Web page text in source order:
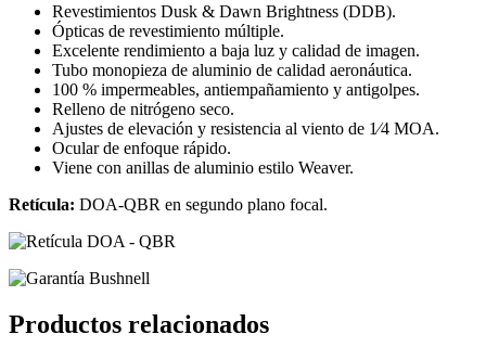
Revestimientos Dusk & Dawn Brightness (DDB).
Ópticas de revestimiento múltiple.
Excelente rendimiento a baja luz y calidad de imagen.
Tubo monopieza de aluminio de calidad aeronáutica.
100 % impermeables, antiempañamiento y antigolpes.
Relleno de nitrógeno seco.
Ajustes de elevación y resistencia al viento de 1⁄4 MOA.
Ocular de enfoque rápido.
Viene con anillas de aluminio estilo Weaver.
Retícula: DOA-QBR en segundo plano focal.
Productos relacionados